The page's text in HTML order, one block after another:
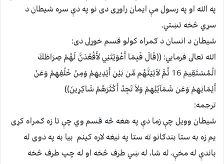
په الله او په رسول مې ايمان راوړى دى نو په دې سره شيطان د
سړي څخه تښتي.
شيطان د انسان د ګمراه کولو قسم خوړلى دى:
الله تعالى فرمايي: ((قَالَ فَبِمَا أَغْوَيْتَنِي لأَقْعُدَنَّ لَهُمْ صِرَاطَكَ
الْمُسْتَقِيمَ 16 ثُمَّ لآتِيَنَّهُم مِّن بَيْنِ أَيْدِيهِمْ وَمِنْ خَلْفِهِمْ وَعَنْ
أَيْمَانِهِمْ وَعَن شَمَآئِلِهِمْ وَلاَ تَجِدُ أَكْثَرَهُمْ شَاكِرِينَ))
ترجمه:
شيطان وويل چې زما دې په هغه څه قسم وي چې تا زه ګمراه کړى
يم زه به ستا بندګانو ته ستا په نيغه لاره کينم بيا به په دوى له
باندې له مخې، له شا، له ښي طرف څخه او له چپ طرف څخه